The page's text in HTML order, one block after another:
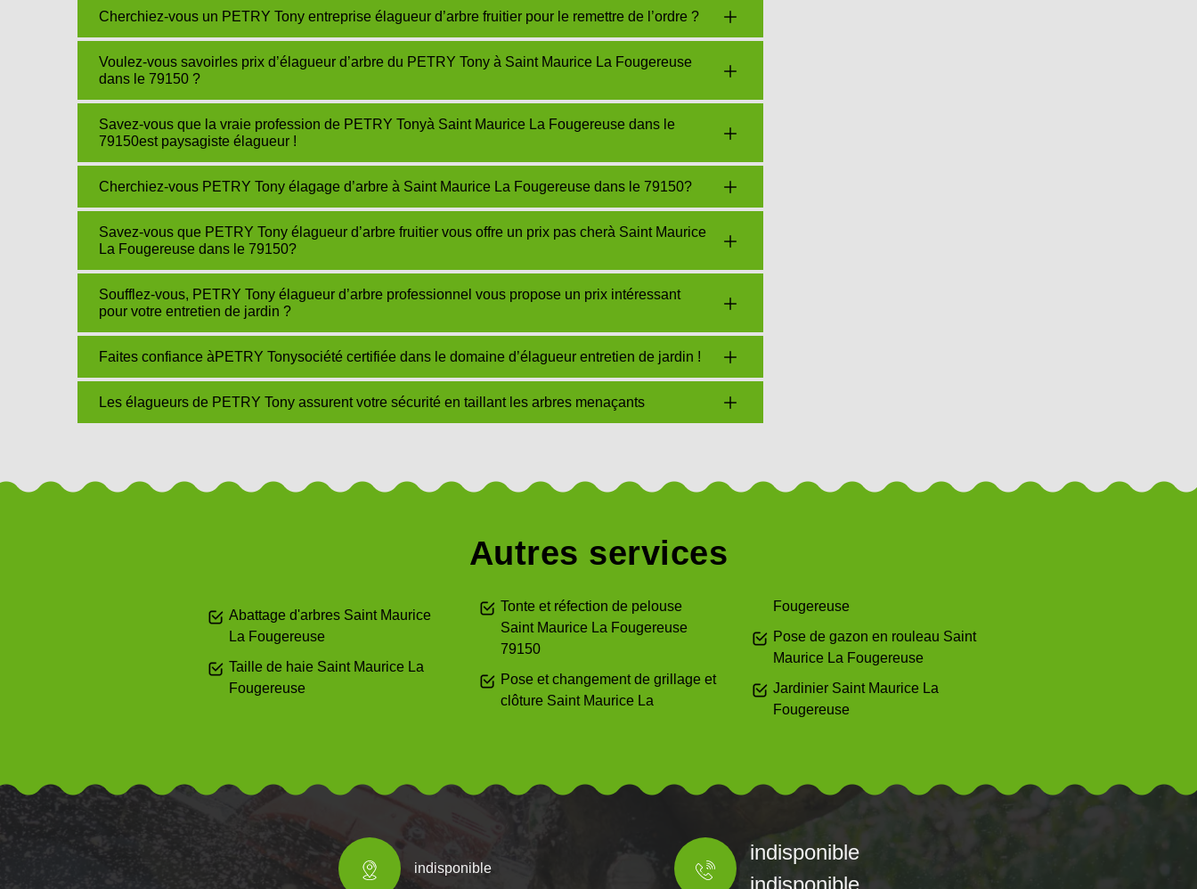
Cherchiez-vous un PETRY Tony entreprise élagueur d’arbre fruitier pour le remettre de l’ordre ?
Voulez-vous savoirles prix d’élagueur d’arbre du PETRY Tony à Saint Maurice La Fougereuse
dans le 79150 ?
Savez-vous que la vraie profession de PETRY Tonyà Saint Maurice La Fougereuse dans le
79150est paysagiste élagueur !
Cherchiez-vous PETRY Tony élagage d’arbre à Saint Maurice La Fougereuse dans le 79150?
Savez-vous que PETRY Tony élagueur d’arbre fruitier vous offre un prix pas cherà Saint Maurice
La Fougereuse dans le 79150?
Soufflez-vous, PETRY Tony élagueur d’arbre professionnel vous propose un prix intéressant
pour votre entretien de jardin ?
Faites confiance àPETRY Tonysociété certifiée dans le domaine d’élagueur entretien de jardin !
Les élagueurs de PETRY Tony assurent votre sécurité en taillant les arbres menaçants
Autres services
Abattage d'arbres Saint Maurice
La Fougereuse
Taille de haie Saint Maurice La
Fougereuse
Tonte et réfection de pelouse
Saint Maurice La Fougereuse
79150
Pose et changement de grillage et
clôture Saint Maurice La
Fougereuse
Pose de gazon en rouleau Saint
Maurice La Fougereuse
Jardinier Saint Maurice La
Fougereuse
indisponible
indisponible